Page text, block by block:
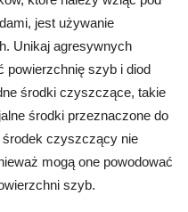
jest używanie
Unikaj agresywnych
powierzchnię szyb i diod
środki czyszczące, takie
środki przeznaczone do
czyszczący nie
mogą one powodować
szyb.